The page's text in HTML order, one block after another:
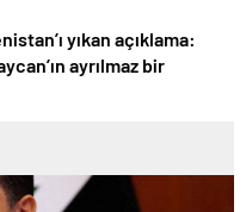
yıkan açıklama:
ayrılmaz bir